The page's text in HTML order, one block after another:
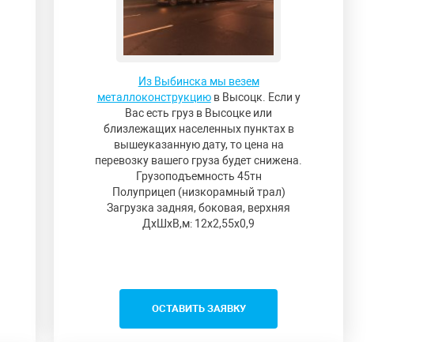
Из Выбинска мы везем
металлоконструкциюв Высоцк. Если у
Вас есть груз в Высоцке или
близлежащих населенных пунктах в
вышеуказанную дату, то цена на
перевозку вашего груза будет снижена.
Грузоподъемность 45тн
Полуприцеп (низкорамный трал)
Загрузка задняя, боковая, верхняя
ДxШxВ,м: 12x2,55x0,9
ОСТАВИТЬ ЗАЯВКУ